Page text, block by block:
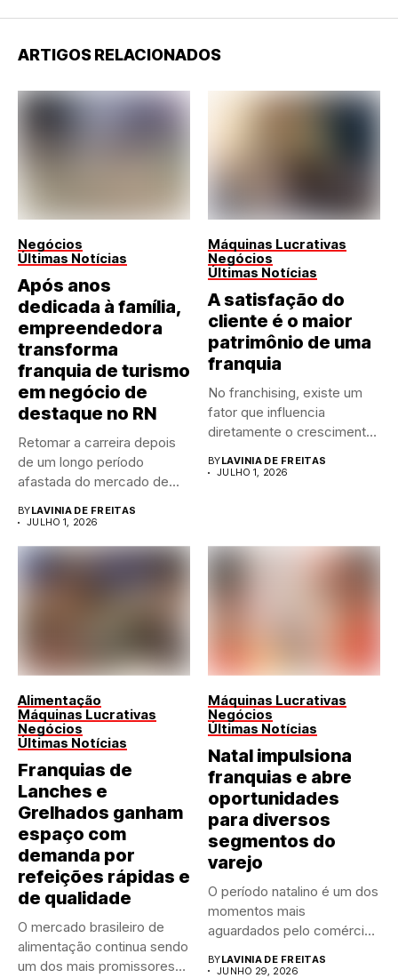
ARTIGOS RELACIONADOS
Negócios
Últimas Notícias
Após anos
dedicada à família,
empreendedora
transforma
franquia de turismo
em negócio de
destaque no RN
Retomar a carreira depois
de um longo período
afastada do mercado de...
BYLAVINIA DE FREITAS
JULHO 1, 2026
Máquinas Lucrativas
Negócios
Últimas Notícias
A satisfação do
cliente é o maior
patrimônio de uma
franquia
No franchising, existe um
fator que influencia
diretamente o crescimento
BYLAVINIA DE FREITAS
JULHO 1, 2026
Alimentação
Máquinas Lucrativas
Negócios
Últimas Notícias
Franquias de
Lanches e
Grelhados ganham
espaço com
demanda por
refeições rápidas e
de qualidade
O mercado brasileiro de
alimentação continua sendo
um dos mais promissores
Máquinas Lucrativas
Negócios
Últimas Notícias
Natal impulsiona
franquias e abre
oportunidades
para diversos
segmentos do
varejo
O período natalino é um dos
momentos mais
aguardados pelo comércio
BYLAVINIA DE FREITAS
JUNHO 29, 2026